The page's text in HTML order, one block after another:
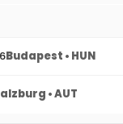
Budapest • HUN
• AUT